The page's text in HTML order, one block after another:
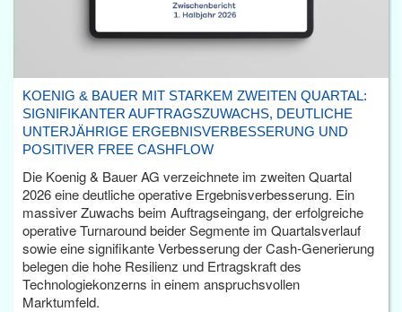
KOENIG & BAUER MIT STARKEM ZWEITEN QUARTAL:
SIGNIFIKANTER AUFTRAGSZUWACHS, DEUTLICHE
UNTERJÄHRIGE ERGEBNISVERBESSERUNG UND
POSITIVER FREE CASHFLOW
Die Koenig & Bauer AG verzeichnete im zweiten Quartal
2026 eine deutliche operative Ergebnisverbesserung. Ein
massiver Zuwachs beim Auftragseingang, der erfolgreiche
operative Turnaround beider Segmente im Quartalsverlauf
sowie eine signifikante Verbesserung der Cash-Generierung
belegen die hohe Resilienz und Ertragskraft des
Technologiekonzerns in einem anspruchsvollen
Marktumfeld.